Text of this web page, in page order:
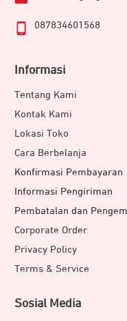
Selain fitur pendukung
dibekali pula
Menjadikannya tahan
aktif. Sedangkan pada
hari. Adanya memori
pada perangkat.
087834601568
Informasi
Tentang Kami
Kontak Kami
Lokasi Toko
Cara Berbelanja
Konfirmasi Pembayaran
Informasi Pengiriman
Pembatalan dan
Corporate Order
Privacy Policy
Terms & Service
Sosial Media